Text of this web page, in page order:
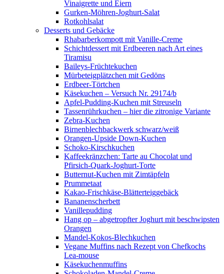
Vinaigrette und Eiern
Gurken-Möhren-Joghurt-Salat
Rotkohlsalat
Desserts und Gebäcke
Rhabarberkompott mit Vanille-Creme
Schichtdessert mit Erdbeeren nach Art eines
Tiramisu
Baileys-Früchtekuchen
Mürbeteigplätzchen mit Gedöns
Erdbeer-Törtchen
Käsekuchen – Versuch Nr. 29174/b
Apfel-Pudding-Kuchen mit Streuseln
Tassenrührkuchen – hier die zitronige Variante
Zebra-Kuchen
Birnenblechbackwerk schwarz/weiß
Orangen-Upside Down-Kuchen
Schoko-Kirschkuchen
Kaffeekränzchen: Tarte au Chocolat und
Pfirsich-Quark-Joghurt-Torte
Butternut-Kuchen mit Zimtäpfeln
Prummetaat
Kakao-Frischkäse-Blätterteiggebäck
Bananenscherbett
Vanillepudding
Hang op – abgetropfter Joghurt mit beschwipsten
Orangen
Mandel-Kokos-Blechkuchen
Vegane Muffins nach Rezept von Chefkochs
Lea-mouse
Käsekuchenmuffins